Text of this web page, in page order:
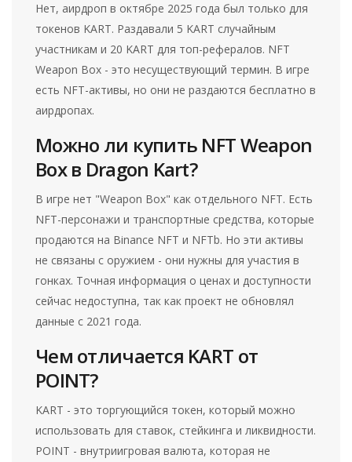
Нет, аирдроп в октябре 2025 года был только для
токенов KART. Раздавали 5 KART случайным
участникам и 20 KART для топ-рефералов. NFT
Weapon Box - это несуществующий термин. В игре
есть NFT-активы, но они не раздаются бесплатно в
аирдропах.
Можно ли купить NFT Weapon
Box в Dragon Kart?
В игре нет "Weapon Box" как отдельного NFT. Есть
NFT-персонажи и транспортные средства, которые
продаются на Binance NFT и NFTb. Но эти активы
не связаны с оружием - они нужны для участия в
гонках. Точная информация о ценах и доступности
сейчас недоступна, так как проект не обновлял
данные с 2021 года.
Чем отличается KART от
POINT?
KART - это торгующийся токен, который можно
использовать для ставок, стейкинга и ликвидности.
POINT - внутриигровая валюта, которая не